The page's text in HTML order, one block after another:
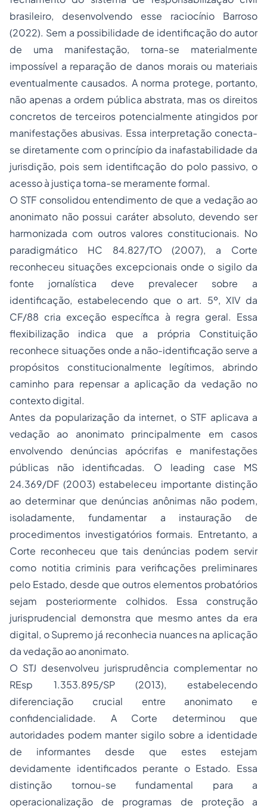
brasileiro, desenvolvendo esse raciocínio Barroso
(2022). Sem a possibilidade de identificação do autor
de uma manifestação, torna-se materialmente
impossível a reparação de danos morais ou materiais
eventualmente causados. A norma protege, portanto,
não apenas a ordem pública abstrata, mas os direitos
concretos de terceiros potencialmente atingidos por
manifestações abusivas. Essa interpretação conecta-
se diretamente com o princípio da inafastabilidade da
jurisdição, pois sem identificação do polo passivo, o
acesso à justiça torna-se meramente formal.
O STF consolidou entendimento de que a vedação ao
anonimato não possui caráter absoluto, devendo ser
harmonizada com outros valores constitucionais. No
paradigmático HC 84.827/TO (2007), a Corte
reconheceu situações excepcionais onde o sigilo da
fonte jornalística deve prevalecer sobre a
identificação, estabelecendo que o art. 5º, XIV da
CF/88 cria exceção específica à regra geral. Essa
flexibilização indica que a própria Constituição
reconhece situações onde a não-identificação serve a
propósitos constitucionalmente legítimos, abrindo
caminho para repensar a aplicação da vedação no
contexto digital.
Antes da popularização da internet, o STF aplicava a
vedação ao anonimato principalmente em casos
envolvendo denúncias apócrifas e manifestações
públicas não identificadas. O leading case MS
24.369/DF (2003) estabeleceu importante distinção
ao determinar que denúncias anônimas não podem,
isoladamente, fundamentar a instauração de
procedimentos investigatórios formais. Entretanto, a
Corte reconheceu que tais denúncias podem servir
como notitia criminis para verificações preliminares
pelo Estado, desde que outros elementos probatórios
sejam posteriormente colhidos. Essa construção
jurisprudencial demonstra que mesmo antes da era
digital, o Supremo já reconhecia nuances na aplicação
da vedação ao anonimato.
O STJ desenvolveu jurisprudência complementar no
REsp 1.353.895/SP (2013), estabelecendo
diferenciação crucial entre anonimato e
confidencialidade. A Corte determinou que
autoridades podem manter sigilo sobre a identidade
de informantes desde que estes estejam
devidamente identificados perante o Estado. Essa
distinção tornou-se fundamental para a
operacionalização de programas de proteção a